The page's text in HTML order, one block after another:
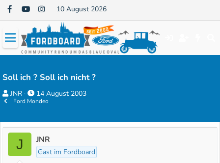
10 August 2026
Soll ich ? Soll ich nicht ?
E
t
JNR
E
r
t
e
l
l
14 August 2003
Ford Mondeo
J JNR
Gast im Fordboard